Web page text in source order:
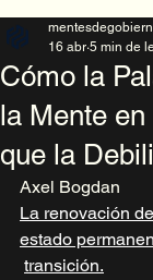
Cómo la
la Mente
que la
16 abr 5 min de
La renovación
estado
transición.